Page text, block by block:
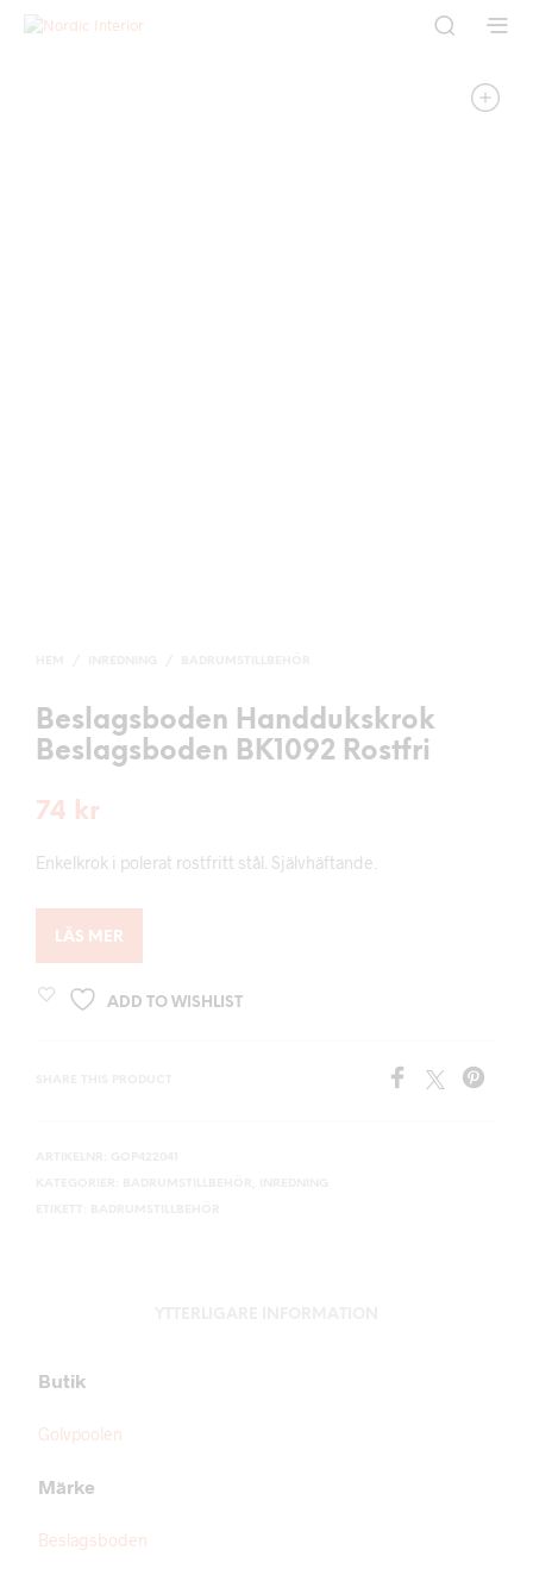
Beslagsboden Handdukskrok
Beslagsboden BK1092 Rostfri
74 kr
Enkelkrok i polerat rostfritt stål. Självhäftande.
LÄS MER
ADD TO WISHLIST
Butik
Golvpoolen
Märke
Beslagsboden